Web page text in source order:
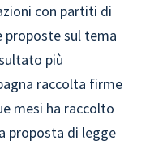
con partiti di
proposte sul tema
più
raccolta firme
mesi ha raccolto
proposta di legge